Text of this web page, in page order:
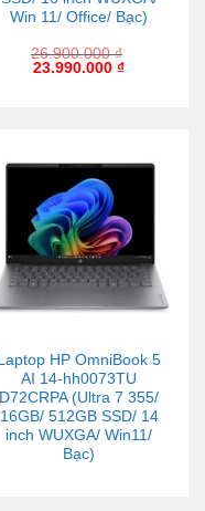
Win 11/ Office/ Bạc)
26.900.000₫
23.990.000 ₫
Laptop HP OmniBook 5
AI 14-hh0073TU
D72CRPA (Ultra 7 355/
16GB/ 512GB SSD/ 14
inch WUXGA/ Win11/
Bạc)